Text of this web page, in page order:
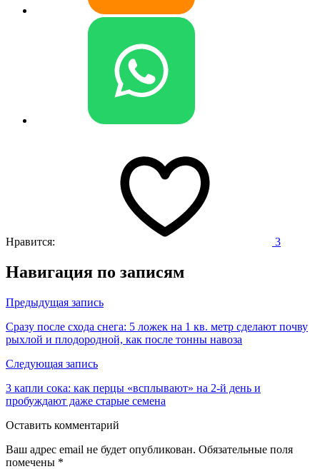
Нравится: 3
Навигация по записям
Предыдущая запись
Сразу после схода снега: 5 ложек на 1 кв. метр сделают почву
рыхлой и плодородной, как после тонны навоза
Следующая запись
3 капли сока: как перцы «всплывают» на 2-й день и
пробуждают даже старые семена
Оставить комментарий
Ваш адрес email не будет опубликован. Обязательные поля
помечены *